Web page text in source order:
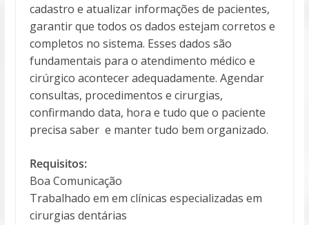
cadastro e atualizar informações de pacientes,
garantir que todos os dados estejam corretos e
completos no sistema. Esses dados são
fundamentais para o atendimento médico e
cirúrgico acontecer adequadamente. Agendar
consultas, procedimentos e cirurgias,
confirmando data, hora e tudo que o paciente
precisa saber e manter tudo bem organizado.
Requisitos:
Boa Comunicação
Trabalhado em em clínicas especializadas em
cirurgias dentárias